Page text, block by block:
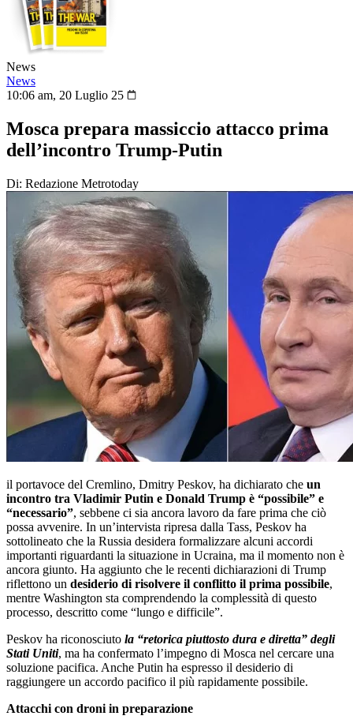
News
News
10:06 am, 20 Luglio 25
Mosca prepara massiccio attacco prima
dell’incontro Trump-Putin
Di: Redazione Metrotoday
il portavoce del Cremlino, Dmitry Peskov, ha dichiarato che un
incontro tra Vladimir Putin e Donald Trump è “possibile” e
“necessario”, sebbene ci sia ancora lavoro da fare prima che ciò
possa avvenire. In un’intervista ripresa dalla Tass, Peskov ha
sottolineato che la Russia desidera formalizzare alcuni accordi
importanti riguardanti la situazione in Ucraina, ma il momento non è
ancora giunto. Ha aggiunto che le recenti dichiarazioni di Trump
riflettono un desiderio di risolvere il conflitto il prima possibile,
mentre Washington sta comprendendo la complessità di questo
processo, descritto come “lungo e difficile”.
Peskov ha riconosciuto la “retorica piuttosto dura e diretta” degli
Stati Uniti, ma ha confermato l’impegno di Mosca nel cercare una
soluzione pacifica. Anche Putin ha espresso il desiderio di
raggiungere un accordo pacifico il più rapidamente possibile.
Attacchi con droni in preparazione